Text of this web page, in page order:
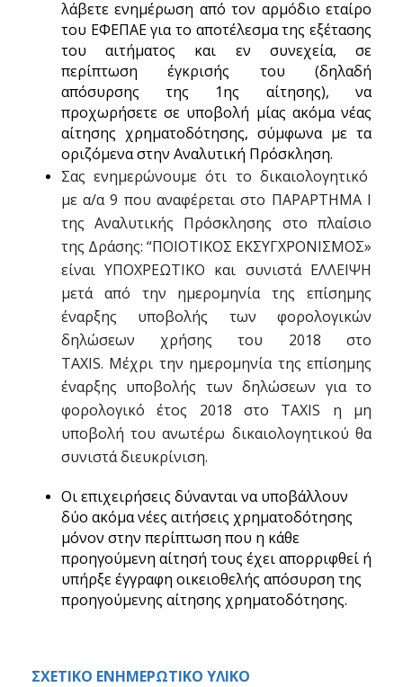
λάβετε ενημέρωση από τον αρμόδιο εταίρο
του ΕΦΕΠΑΕ για το αποτέλεσμα της εξέτασης
του αιτήματος και εν συνεχεία, σε
περίπτωση έγκρισής του (δηλαδή
απόσυρσης της 1ης αίτησης), να
προχωρήσετε σε υποβολή μίας ακόμα νέας
αίτησης χρηματοδότησης, σύμφωνα με τα
οριζόμενα στην Αναλυτική Πρόσκληση.
Σας ενημερώνουμε ότι το δικαιολογητικό
με α/α 9 που αναφέρεται στο ΠΑΡAΡΤΗΜΑ I
της Αναλυτικής Πρόσκλησης στο πλαίσιο
της Δράσης: “ΠΟΙΟΤΙΚΟΣ ΕΚΣΥΓΧΡΟΝΙΣΜΟΣ»
είναι ΥΠΟΧΡΕΩΤΙΚΟ και συνιστά ΕΛΛΕΙΨΗ
μετά από την ημερομηνία της επίσημης
έναρξης υποβολής των φορολογικών
δηλώσεων χρήσης του 2018 στο
ΤΑΧΙS. Μέχρι την ημερομηνία της επίσημης
έναρξης υποβολής των δηλώσεων για το
φορολογικό έτος 2018 στο ΤΑΧΙS η μη
υποβολή του ανωτέρω δικαιολογητικού θα
συνιστά διευκρίνιση.
Οι επιχειρήσεις δύνανται να υποβάλλουν
δύο ακόμα νέες αιτήσεις χρηματοδότησης
μόνον στην περίπτωση που η κάθε
προηγούμενη αίτησή τους έχει απορριφθεί ή
υπήρξε έγγραφη οικειοθελής απόσυρση της
προηγούμενης αίτησης χρηματοδότησης.
ΣΧΕΤΙΚΟ ΕΝΗΜΕΡΩΤΙΚΟ ΥΛΙΚΟ